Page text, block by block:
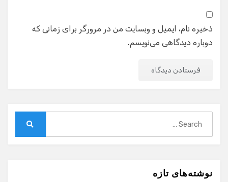
ذخیره نام، ایمیل و وبسایت من در مرورگر برای زمانی که
دوباره دیدگاهی می‌نویسم.
نوشته‌های تازه